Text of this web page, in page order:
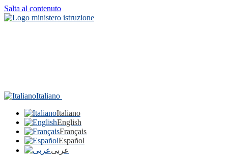
Salta al contenuto
Italiano
Italiano
English
Français
Español
عربى